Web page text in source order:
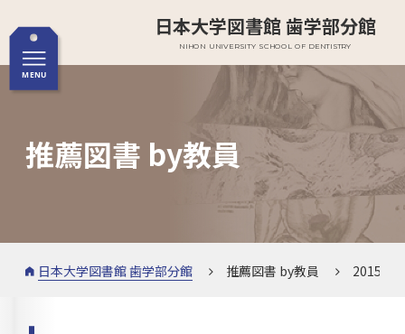
日本大学図書館 歯学部分館
NIHON UNIVERSITY SCHOOL OF DENTISTRY
推薦図書 by教員
日本大学図書館 歯学部分館 推薦図書 by教員 2015年